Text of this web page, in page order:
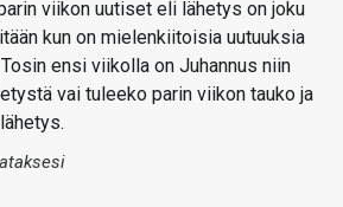
viikon uutiset eli lähetys on joku
kun on mielenkiitoisia uutuuksia
ensi viikolla on Juhannus niin
vai tuleeko parin viikon tauko ja